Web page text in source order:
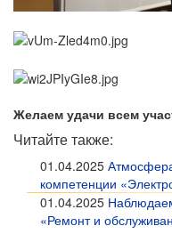
Желаем удачи всем
Читайте также:
01.04.2025
компетенции
01.04.2025
«Ремонт и